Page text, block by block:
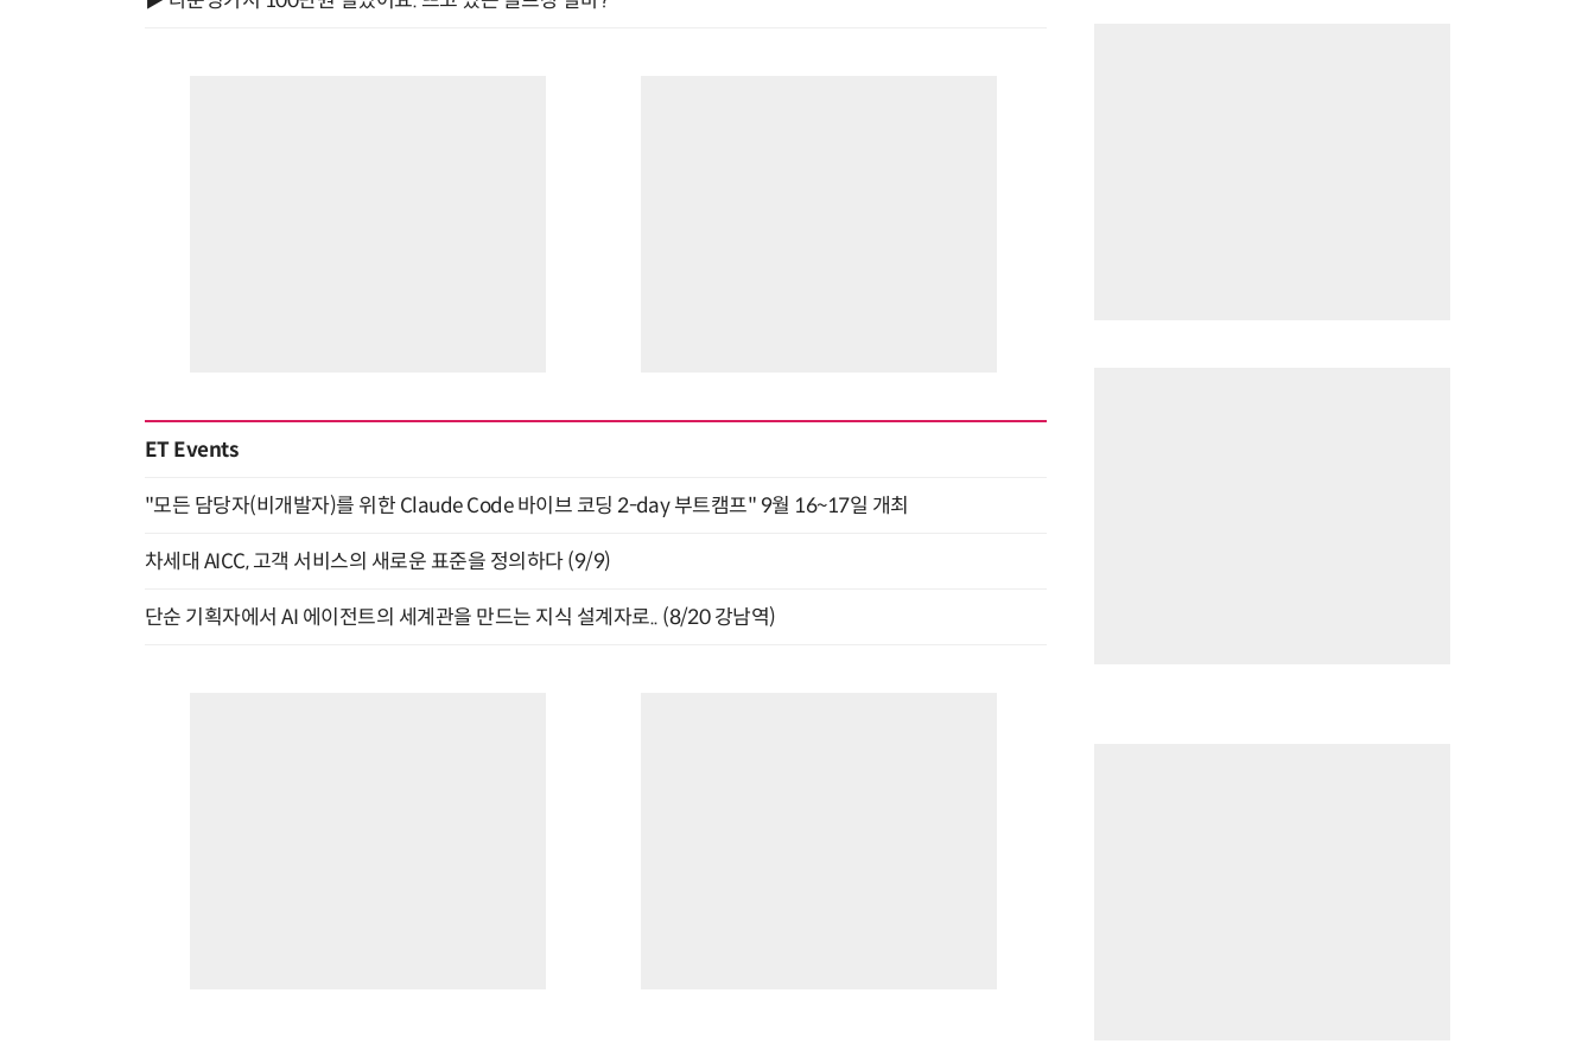
ET Events
"모든 담당자(비개발자)를 위한 Claude Code 바이브 코딩 2-day 부트캠프" 9월 16~17일 개최
차세대 AICC, 고객 서비스의 새로운 표준을 정의하다 (9/9)
단순 기획자에서 AI 에이전트의 세계관을 만드는 지식 설계자로.. (8/20 강남역)